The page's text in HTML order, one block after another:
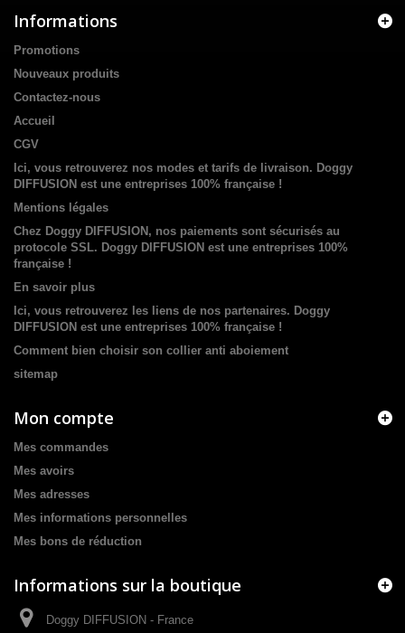
Informations
Promotions
Nouveaux produits
Contactez-nous
Accueil
CGV
Ici, vous retrouverez nos modes et tarifs de livraison. Doggy
DIFFUSION est une entreprises 100% française !
Mentions légales
Chez Doggy DIFFUSION, nos paiements sont sécurisés au
protocole SSL. Doggy DIFFUSION est une entreprises 100%
française !
En savoir plus
Ici, vous retrouverez les liens de nos partenaires. Doggy
DIFFUSION est une entreprises 100% française !
Comment bien choisir son collier anti aboiement
sitemap
Mon compte
Mes commandes
Mes avoirs
Mes adresses
Mes informations personnelles
Mes bons de réduction
Informations sur la boutique
Doggy DIFFUSION - France